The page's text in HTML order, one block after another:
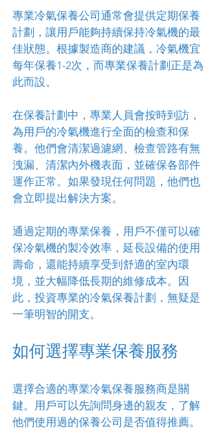
專業冷氣保養公司通常會提供定期保養
計劃，讓用戶能夠持續保持冷氣機的最
佳狀態。根據製造商的建議，冷氣機宜
每年保養1-2次，而專業保養計劃正是為
此而設。
在保養計劃中，專業人員會按時到訪，
為用戶的冷氣機進行全面的檢查和保
養。他們會清潔過濾網、檢查管路有無
洩漏、清潔內外機表面，並確保各部件
運作正常。如果發現任何問題，他們也
會立即提出解決方案。
通過定期的專業保養，用戶不僅可以確
保冷氣機的製冷效率，延長設備的使用
壽命，還能持續享受到舒適的室內環
境，並大幅降低長期的維修成本。因
此，投資專業的冷氣保養計劃，無疑是
一筆明智的開支。
如何選擇專業保養服務
選擇合適的專業冷氣保養服務商是關
鍵。用戶可以先詢問身邊的親友，了解
他們使用過的保養公司是否值得推薦。